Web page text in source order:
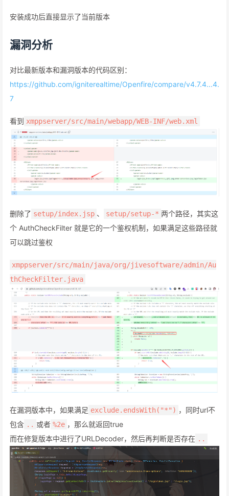
安装成功后直接显示了当前版本
漏洞分析
对比最新版本和漏洞版本的代码区别：
https://github.com/igniterealtime/Openfire/compare/v4.7.4...4.
7
看到 xmppserver/src/main/webapp/WEB-INF/web.xml
删除了 setup/index.jsp 、 setup/setup-* 两个路径，其实这
个 AuthCheckFilter 就是它的一个鉴权机制，如果满足这些路径就
可以跳过鉴权
xmppserver/src/main/java/org/jivesoftware/admin/Au
thCheckFilter.java
在漏洞版本中，如果满足 exclude.endsWith("*") ，同时url不
包含 .. 或者 %2e ，那么就返回true
而在修复版本中进行了URLDecoder，然后再判断是否存在 ..